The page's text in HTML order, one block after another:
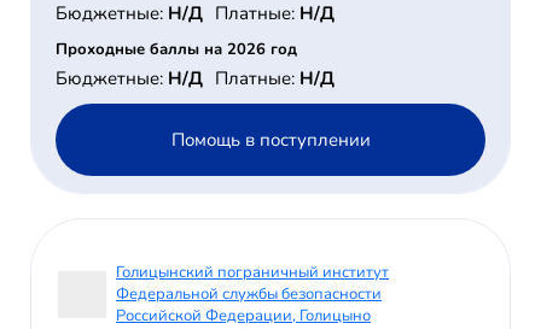
Бюджетные: Н/Д Платные: Н/Д
Проходные баллы на 2026 год
Бюджетные: Н/Д Платные: Н/Д
Помощь в поступлении
Голицынский пограничный институт
Федеральной службы безопасности
Российской Федерации, Голицыно